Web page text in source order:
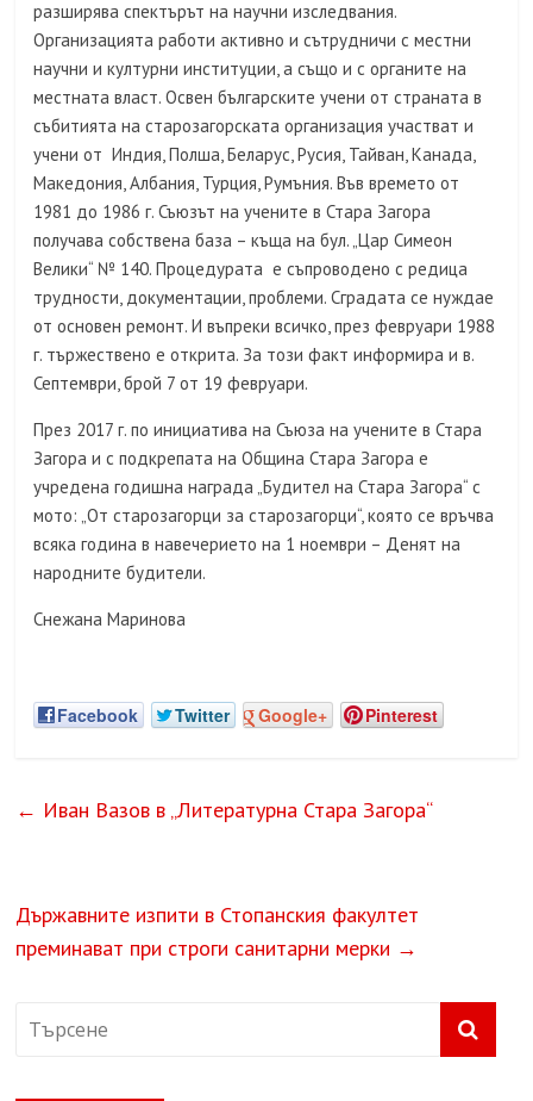
разширява спектърът на научни изследвания.
Организацията работи активно и сътрудничи с местни
научни и културни институции, а също и с органите на
местната власт. Освен българските учени от страната в
събитията на старозагорската организация участват и
учени от Индия, Полша, Беларус, Русия, Тайван, Канада,
Македония, Албания, Турция, Румъния. Във времето от
1981 до 1986 г. Съюзът на учените в Стара Загора
получава собствена база – къща на бул. „Цар Симеон
Велики“ № 140. Процедурата е съпроводено с редица
трудности, документации, проблеми. Сградата се нуждае
от основен ремонт. И въпреки всичко, през февруари 1988
г. тържествено е открита. За този факт информира и в.
Септември, брой 7 от 19 февруари.
През 2017 г. по инициатива на Съюза на учените в Стара
Загора и с подкрепата на Община Стара Загора е
учредена годишна награда „Будител на Стара Загора“ с
мото: „От старозагорци за старозагорци“, която се връчва
всяка година в навечерието на 1 ноември – Денят на
народните будители.
Снежана Маринова
Facebook Twitter Google+ Pinterest
← Иван Вазов в „Литературна Стара Загора“
Държавните изпити в Стопанския факултет
преминават при строги санитарни мерки →